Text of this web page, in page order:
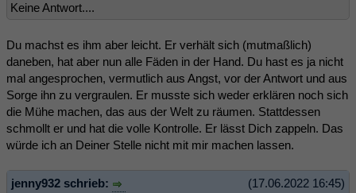
Keine Antwort....
Du machst es ihm aber leicht. Er verhält sich (mutmaßlich)
daneben, hat aber nun alle Fäden in der Hand. Du hast es ja nicht
mal angesprochen, vermutlich aus Angst, vor der Antwort und aus
Sorge ihn zu vergraulen. Er musste sich weder erklären noch sich
die Mühe machen, das aus der Welt zu räumen. Stattdessen
schmollt er und hat die volle Kontrolle. Er lässt Dich zappeln. Das
würde ich an Deiner Stelle nicht mit mir machen lassen.
(17.06.2022 16:45)
jenny932 schrieb: